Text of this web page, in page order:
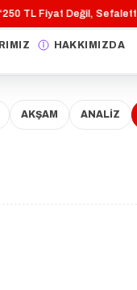
TL Fiyat Değil,
HAKKIMIZDA
AKŞAM ANALİZ